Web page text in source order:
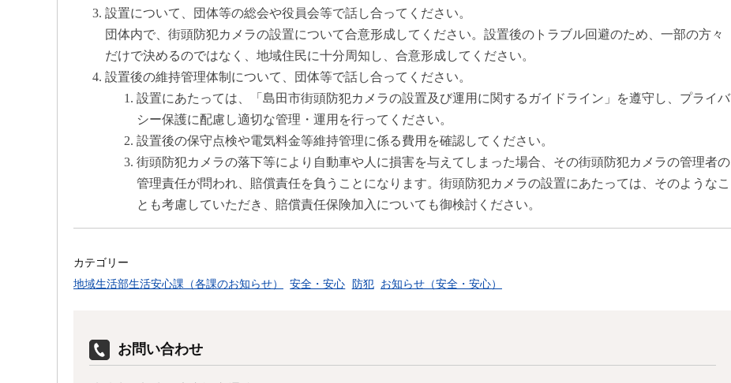
設置について、団体等の総会や役員会等で話し合ってください。
団体内で、街頭防犯カメラの設置について合意形成してください。設置後のトラブル回避のため、一部の方々
だけで決めるのではなく、地域住民に十分周知し、合意形成してください。
設置後の維持管理体制について、団体等で話し合ってください。
設置にあたっては、「島田市街頭防犯カメラの設置及び運用に関するガイドライン」を遵守し、プライバ
シー保護に配慮し適切な管理・運用を行ってください。
設置後の保守点検や電気料金等維持管理に係る費用を確認してください。
街頭防犯カメラの落下等により自動車や人に損害を与えてしまった場合、その街頭防犯カメラの管理者の
管理責任が問われ、賠償責任を負うことになります。街頭防犯カメラの設置にあたっては、そのようなこ
とも考慮していただき、賠償責任保険加入についても御検討ください。
カテゴリー
地域生活部生活安心課（各課のお知らせ）
安全・安心 防犯 お知らせ（安全・安心）
お問い合わせ